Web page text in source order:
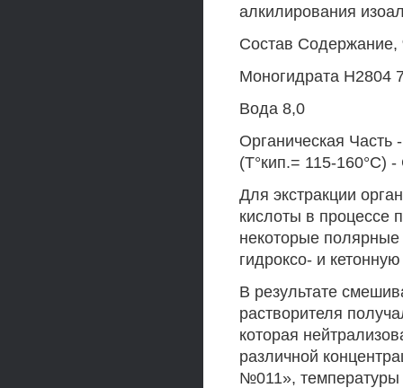
алкилирования
Состав Содержание,
Моногидрата Н2804
Вода 8,0
Органическая
(Т°кип.= 115-160°С)
Для экстракции
кислоты в процессе
некоторые
гидроксо- и
В результате
растворителя
которая
различной
№011», температуры